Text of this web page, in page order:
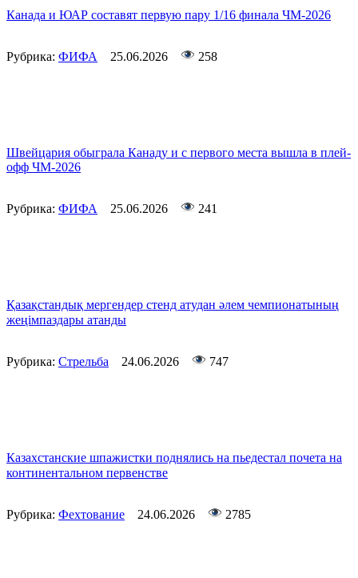
Канада и ЮАР составят первую пару 1/16 финала ЧМ-2026
Рубрика: ФИФА 25.06.2026 258
Швейцария обыграла Канаду и с первого места вышла в плей-
офф ЧМ-2026
Рубрика: ФИФА 25.06.2026 241
Қазақстандық мергендер стенд атудан әлем чемпионатының
жеңімпаздары атанды
Рубрика: Стрельба 24.06.2026 747
Казахстанские шпажистки поднялись на пьедестал почета на
континентальном первенстве
Рубрика: Фехтование 24.06.2026 2785